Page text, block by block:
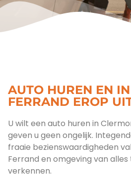
AUTO HUREN EN
FERRAND EROP
U wilt een auto huren in
geven u geen ongelijk.
fraaie bezienswaardigheden
Ferrand en omgeving van
verkennen.